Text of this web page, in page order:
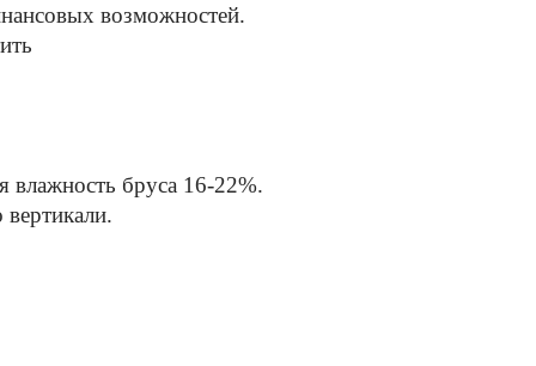
возможностей.
влажность бруса 16-22%.